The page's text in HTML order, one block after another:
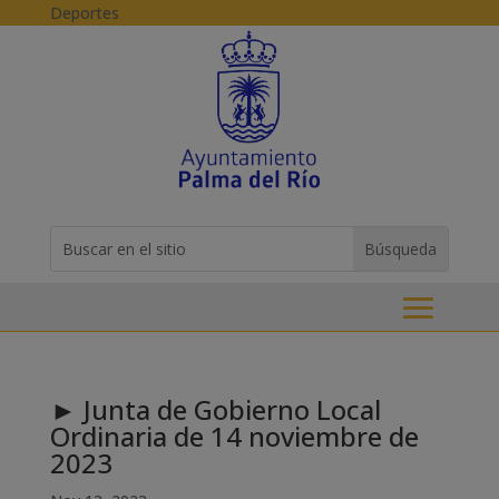
Skip to content
Deportes
for...
► Junta de Gobierno Local
Ordinaria de 14 noviembre de
2023